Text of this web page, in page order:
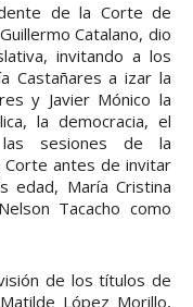
de la Corte de
Catalano, dio
invitando a los
Castañares a izar la
y Javier Mónico la
la democracia, el
las sesiones de la
Corte antes de invitar
edad, María Cristina
Tacacho como
de los títulos de
López Morillo,